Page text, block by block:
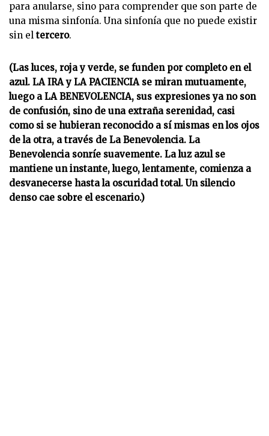
para anularse, sino para comprender que son parte de
una misma sinfonía. Una sinfonía que no puede existir
sin el tercero.
(Las luces, roja y verde, se funden por completo en el
azul. LA IRA y LA PACIENCIA se miran mutuamente,
luego a LA BENEVOLENCIA, sus expresiones ya no son
de confusión, sino de una extraña serenidad, casi
como si se hubieran reconocido a sí mismas en los ojos
de la otra, a través de La Benevolencia. La
Benevolencia sonríe suavemente. La luz azul se
mantiene un instante, luego, lentamente, comienza a
desvanecerse hasta la oscuridad total. Un silencio
denso cae sobre el escenario.)